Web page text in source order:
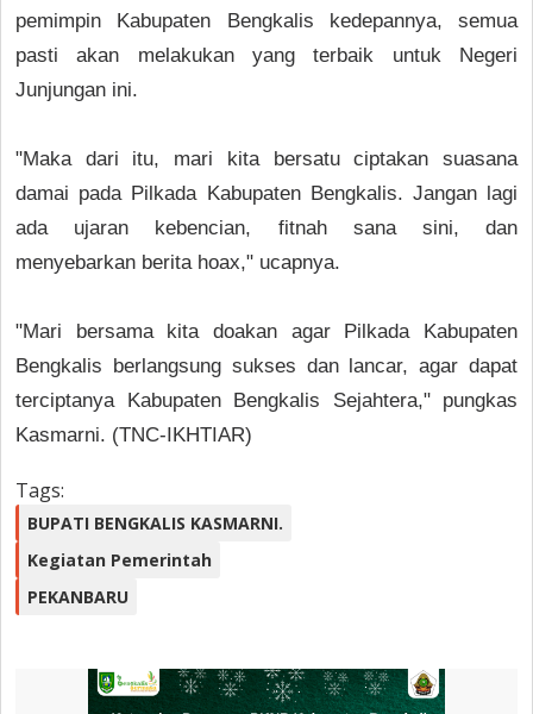
pemimpin Kabupaten Bengkalis kedepannya, semua
pasti akan melakukan yang terbaik untuk Negeri
Junjungan ini.
"Maka dari itu, mari kita bersatu ciptakan suasana
damai pada Pilkada Kabupaten Bengkalis. Jangan lagi
ada ujaran kebencian, fitnah sana sini, dan
menyebarkan berita hoax," ucapnya.
"Mari bersama kita doakan agar Pilkada Kabupaten
Bengkalis berlangsung sukses dan lancar, agar dapat
terciptanya Kabupaten Bengkalis Sejahtera," pungkas
Kasmarni. (TNC-IKHTIAR)
Tags:
BUPATI BENGKALIS KASMARNI.
Kegiatan Pemerintah
PEKANBARU